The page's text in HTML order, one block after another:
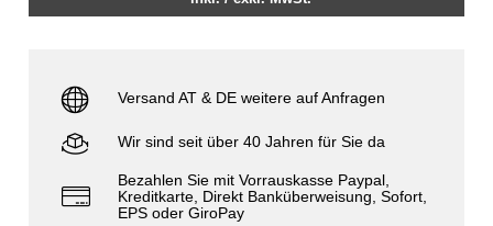
Versand AT & DE weitere auf Anfragen
Wir sind seit über 40 Jahren für Sie da
Bezahlen Sie mit Vorrauskasse Paypal,
Kreditkarte, Direkt Banküberweisung, Sofort,
EPS oder GiroPay